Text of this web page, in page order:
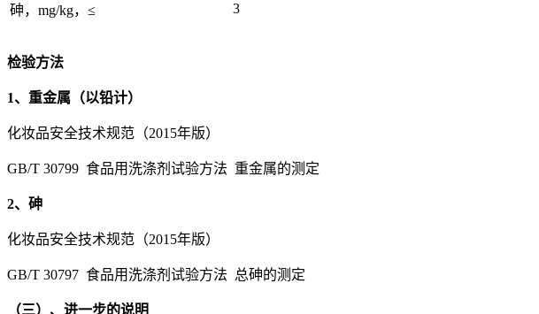
砷，mg/kg，≤ 3
检验方法
1、重金属（以铅计）
化妆品安全技术规范（2015年版）
GB/T 30799 食品用洗涤剂试验方法 重金属的测定
2、砷
化妆品安全技术规范（2015年版）
GB/T 30797 食品用洗涤剂试验方法 总砷的测定
（三）、进一步的说明